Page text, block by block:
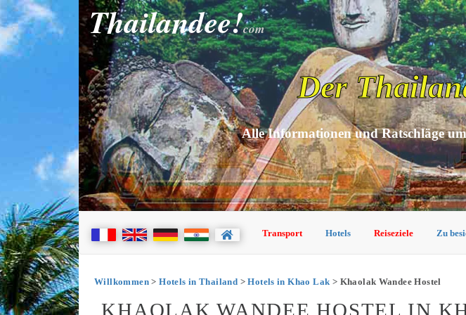
Thailandee!com
Der
Alle Informationen und Ratschläge
Transport Hotels Reiseziele Zu
Willkommen>Hotels in Thailand >Hotels in Khao Lak > Khaolak Wandee Hostel
KHAOLAK WANDEE HOSTEL IN